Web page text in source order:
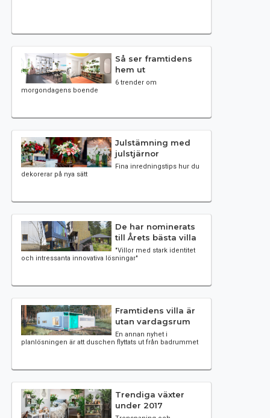
Så ser framtidens
hem ut
6 trender om
morgondagens boende
Julstämning med
julstjärnor
Fina inredningstips hur du
dekorerar på nya sätt
De har nominerats
till Årets bästa villa
"Villor med stark identitet
och intressanta innovativa lösningar"
Framtidens villa är
utan vardagsrum
En annan nyhet i
planlösningen är att duschen flyttats ut från badrummet
Trendiga växter
under 2017